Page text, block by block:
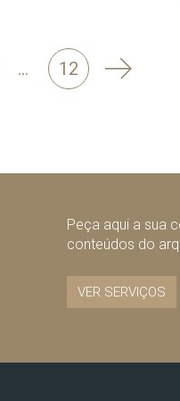
… 12 Seguinte
Peça aqui a sua
conteúdos do
VER SERVIÇOS